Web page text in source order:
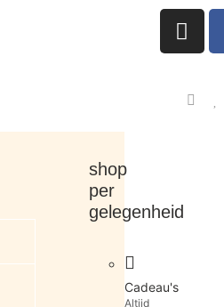
shop
per
gelegenheid
Cadeau's
Altijd